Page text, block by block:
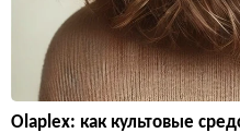
Olaplex: как культовые